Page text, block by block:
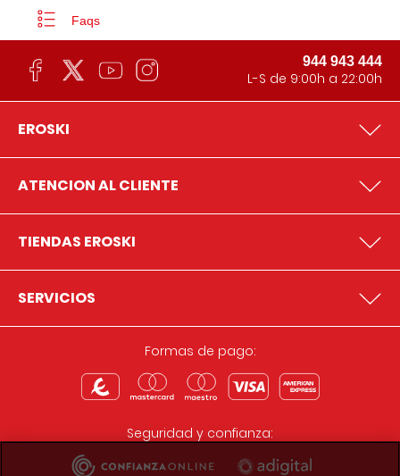
Faqs
944 943 444
L-S de 9:00h a 22:00h
EROSKI
ATENCION AL CLIENTE
TIENDAS EROSKI
SERVICIOS
Formas de pago:
Seguridad y confianza: